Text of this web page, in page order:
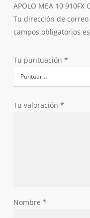
APOLO MEA 10 910FX
Tu dirección de
campos obligatorios
Tu puntuación *
Tu valoración *
Nombre *